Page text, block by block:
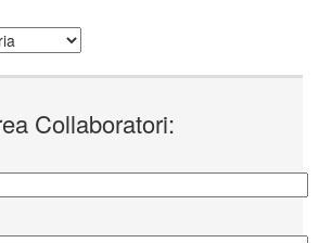
Collaboratori: